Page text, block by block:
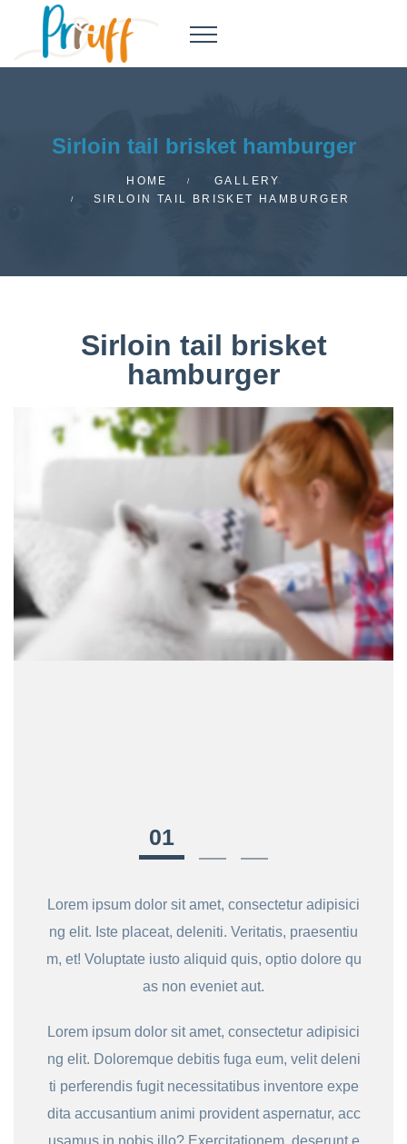
Sirloin tail brisket hamburger
HOME
GALLERY
SIRLOIN TAIL BRISKET HAMBURGER
Sirloin tail brisket
hamburger
Lorem ipsum dolor sit amet, consectetur adipisici
ng elit. Iste placeat, deleniti. Veritatis, praesentiu
m, et! Voluptate iusto aliquid quis, optio dolore qu
as non eveniet aut.
Lorem ipsum dolor sit amet, consectetur adipisici
ng elit. Doloremque debitis fuga eum, velit deleni
ti perferendis fugit necessitatibus inventore expe
dita accusantium animi provident aspernatur, acc
usamus in nobis illo? Exercitationem, deserunt e